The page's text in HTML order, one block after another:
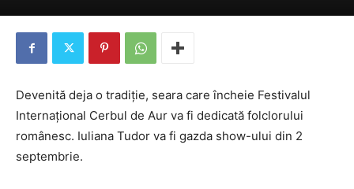
Devenită deja o tradiție, seara care încheie Festivalul
Internațional Cerbul de Aur va fi dedicată folclorului
românesc. Iuliana Tudor va fi gazda show-ului din 2
septembrie.